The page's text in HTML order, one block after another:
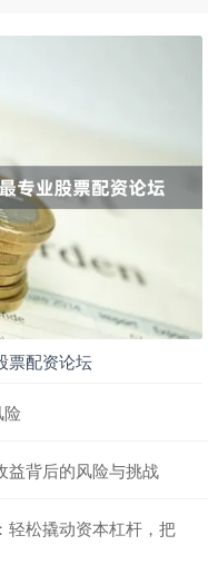
票配资论坛
益背后的风险与挑战
轻松撬动资本杠杆，把